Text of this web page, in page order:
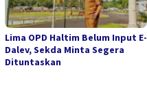
Lima OPD Haltim Belum Input E-
Dalev, Sekda Minta Segera
Dituntaskan